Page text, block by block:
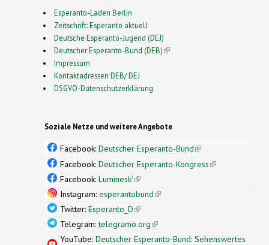
Esperanto-Laden Berlin
Zeitschrift: Esperanto aktuell
Deutsche Esperanto-Jugend (DEJ)
Deutscher Esperanto-Bund (DEB)(link is external)
Impressum
Kontaktadressen DEB/ DEJ
DSGVO-Datenschutzerklärung
Soziale Netze und weitere Angebote
Facebook: Deutscher Esperanto-Bund(link is
external)
Facebook: Deutscher Esperanto-Kongress(link is
Facebook: Luminesk'(link is external)
Instagram: esperantobund(link is external)
Twitter: Esperanto_D(link is external)
Telegram:telegramo.org(link is external)
YouTube: Deutscher Esperanto-Bund: Sehenswertes